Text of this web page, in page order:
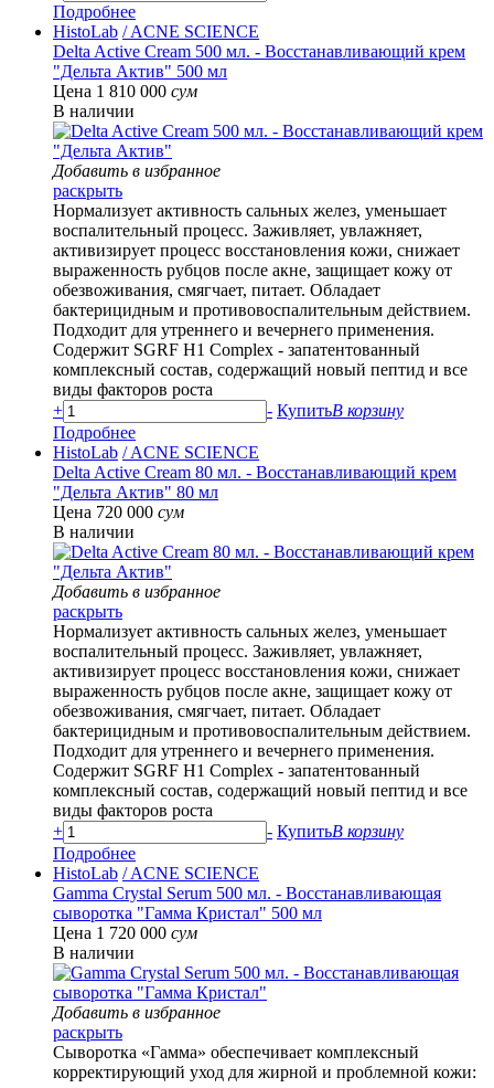
Подробнее
HistoLab / ACNE SCIENCE
Delta Active Cream 500 мл. - Восстанавливающий крем
"Дельта Актив" 500 мл
Цена 1 810 000 сум
В наличии
Добавить в избранное
раскрыть
Нормализует активность сальных желез, уменьшает
воспалительный процесс. Заживляет, увлажняет,
активизирует процесс восстановления кожи, снижает
выраженность рубцов после акне, защищает кожу от
обезвоживания, смягчает, питает. Обладает
бактерицидным и противовоспалительным действием.
Подходит для утреннего и вечернего применения.
Содержит SGRF H1 Complex - запатентованный
комплексный состав, содержащий новый пептид и все
виды факторов роста
+
- КупитьВ корзину
Подробнее
HistoLab / ACNE SCIENCE
Delta Active Cream 80 мл. - Восстанавливающий крем
"Дельта Актив" 80 мл
Цена 720 000 сум
В наличии
Добавить в избранное
раскрыть
Нормализует активность сальных желез, уменьшает
воспалительный процесс. Заживляет, увлажняет,
активизирует процесс восстановления кожи, снижает
выраженность рубцов после акне, защищает кожу от
обезвоживания, смягчает, питает. Обладает
бактерицидным и противовоспалительным действием.
Подходит для утреннего и вечернего применения.
Содержит SGRF H1 Complex - запатентованный
комплексный состав, содержащий новый пептид и все
виды факторов роста
+
- КупитьВ корзину
Подробнее
HistoLab / ACNE SCIENCE
Gamma Crystal Serum 500 мл. - Восстанавливающая
сыворотка "Гамма Кристал" 500 мл
Цена 1 720 000 сум
В наличии
Добавить в избранное
раскрыть
Сыворотка «Гамма» обеспечивает комплексный
корректирующий уход для жирной и проблемной кожи: